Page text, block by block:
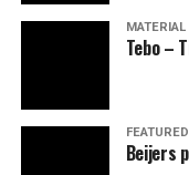
MATERIAL
Tebo –
FEATURED
Beijers